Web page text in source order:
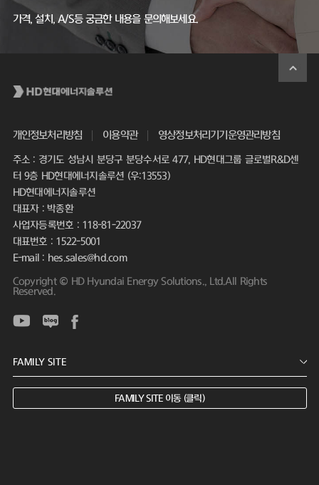
가격, 설치, A/S등 궁금한 내용을 문의해보세요.
개인정보처리방침 이용약관 영상정보처리기기운영관리방침
주소 : 경기도 성남시 분당구 분당수서로 477, HD현대그룹 글로벌R&D센
터 9층 HD현대에너지솔루션 (우:13553)
HD현대에너지솔루션
대표자 : 박종환
사업자등록번호 : 118-81-22037
대표번호 : 1522-5001
E-mail : hes.sales@hd.com
Copyright © HD Hyundai Energy Solutions., Ltd.All Rights
Reserved.
FAMILY SITE 이동 (클릭)